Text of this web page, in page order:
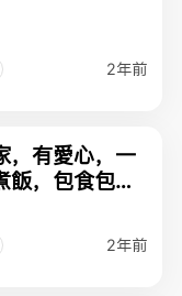
2年前
，有愛心，一
飯，包食包
2年前